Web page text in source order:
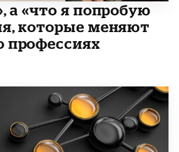
а «что я попробую
которые меняют
профессиях